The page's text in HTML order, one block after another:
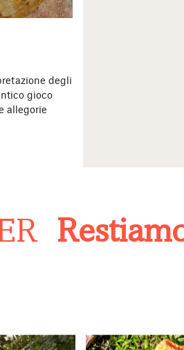
degli
gioco
allegorie
Restiamo